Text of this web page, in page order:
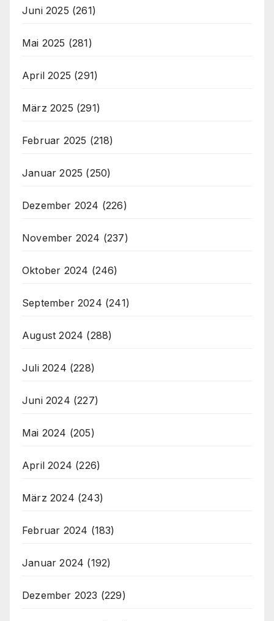
Juni 2025 (261)
Mai 2025 (281)
April 2025 (291)
März 2025 (291)
Februar 2025 (218)
Januar 2025 (250)
Dezember 2024 (226)
November 2024 (237)
Oktober 2024 (246)
September 2024 (241)
August 2024 (288)
Juli 2024 (228)
Juni 2024 (227)
Mai 2024 (205)
April 2024 (226)
März 2024 (243)
Februar 2024 (183)
Januar 2024 (192)
Dezember 2023 (229)